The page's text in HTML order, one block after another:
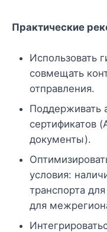
Практические
Использовать
совмещать
отправления.
Поддерживать
сертификатов
документы).
условия:
транспорта
для